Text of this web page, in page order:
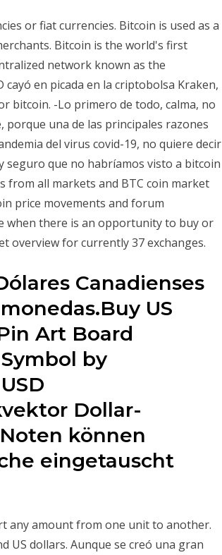
or fiat currencies. Bitcoin is used as a
Bitcoin is the world's first
network known as the
en picada en la criptobolsa Kraken,
bitcoin. -Lo primero de todo, calma, no
porque una de las principales razones
del virus covid-19, no quiere decir
seguro que no habríamos visto a bitcoin
from all markets and BTC coin market
price movements and forum
when there is an opportunity to buy or
overview for currently 37 exchanges.
Canadienses
US
Art Board
by
Dollar-
können
eingetauscht
any amount from one unit to another.
US dollars. Aunque se creó una gran